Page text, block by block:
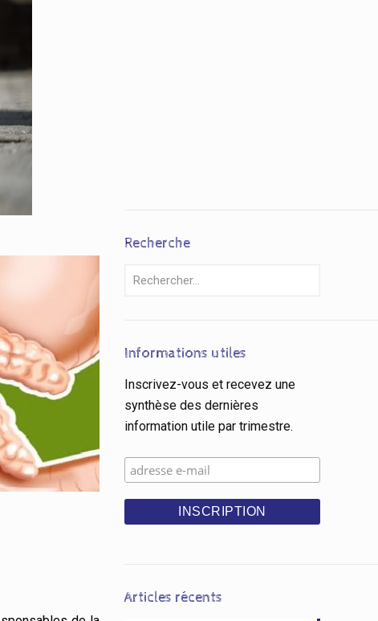
Recherche
Informations utiles
Inscrivez-vous et recevez une
synthèse des dernières
information utile par trimestre.
Articles récents